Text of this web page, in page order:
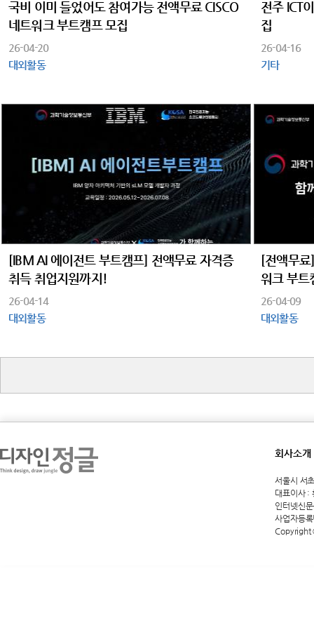
국비 이미 들었어도 참여가능 전액무료 CISCO
네트워크 부트캠프 모집
26-04-20
대외활동
전주 ICT
집
26-04-16
기타
[IBM AI 에이전트 부트캠프] 전액무료 자격증
취득 취업지원까지!
26-04-14
대외활동
[전액무
워크 부트
26-04-09
대외활동
회사소개
서울시 서
대표이사 :
인터넷신
사업자등
Copyright